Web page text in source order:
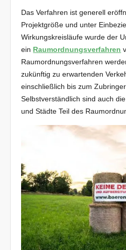
Das Verfahren ist generell
Projektgröße und unter
Wirkungskreisläufe wurde der
ein Raumordnungsverfahren
Raumordnungsverfahren
zukünftig zu erwartenden
einschließlich bis zum
Selbstverständlich sind auch
und Städte Teil des